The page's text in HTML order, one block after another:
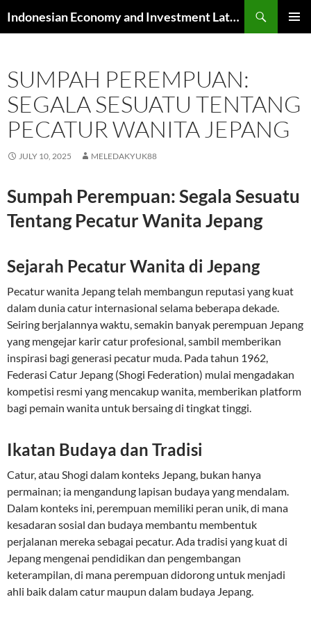
to
Indonesian Economy and Investment Latest News
SUMPAH PEREMPUAN:
SEGALA SESUATU TENTANG
PECATUR WANITA JEPANG
JULY 10, 2025 MELEDAKYUK88
Sumpah Perempuan: Segala Sesuatu
Tentang Pecatur Wanita Jepang
Sejarah Pecatur Wanita di Jepang
Pecatur wanita Jepang telah membangun reputasi yang kuat
dalam dunia catur internasional selama beberapa dekade.
Seiring berjalannya waktu, semakin banyak perempuan Jepang
yang mengejar karir catur profesional, sambil memberikan
inspirasi bagi generasi pecatur muda. Pada tahun 1962,
Federasi Catur Jepang (Shogi Federation) mulai mengadakan
kompetisi resmi yang mencakup wanita, memberikan platform
bagi pemain wanita untuk bersaing di tingkat tinggi.
Ikatan Budaya dan Tradisi
Catur, atau Shogi dalam konteks Jepang, bukan hanya
permainan; ia mengandung lapisan budaya yang mendalam.
Dalam konteks ini, perempuan memiliki peran unik, di mana
kesadaran sosial dan budaya membantu membentuk
perjalanan mereka sebagai pecatur. Ada tradisi yang kuat di
Jepang mengenai pendidikan dan pengembangan
keterampilan, di mana perempuan didorong untuk menjadi
ahli baik dalam catur maupun dalam budaya Jepang.